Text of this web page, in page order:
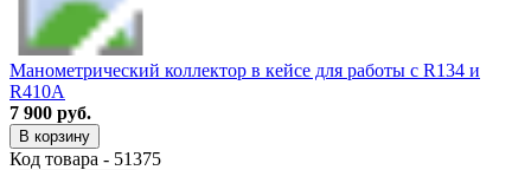
Манометрический коллектор в кейсе для работы с R134 и
R410A
7 900 руб.
В корзину
Код товара - 51375